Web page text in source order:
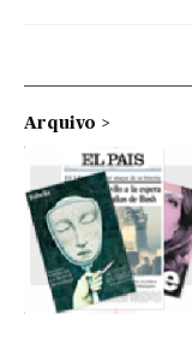
Arquivo